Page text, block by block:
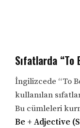
Sıfatlarda “To
İngilizcede “To
kullanılan
Bu cümleleri
Be + Adjective